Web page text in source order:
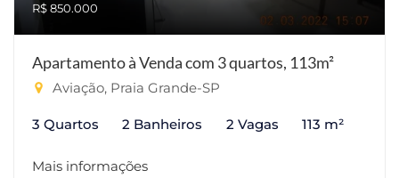
R$ 850.000
Apartamento à Venda com 3 quartos, 113m²
Aviação, Praia Grande-SP
3 Quartos 2 Banheiros 2 Vagas 113 m²
Mais informações